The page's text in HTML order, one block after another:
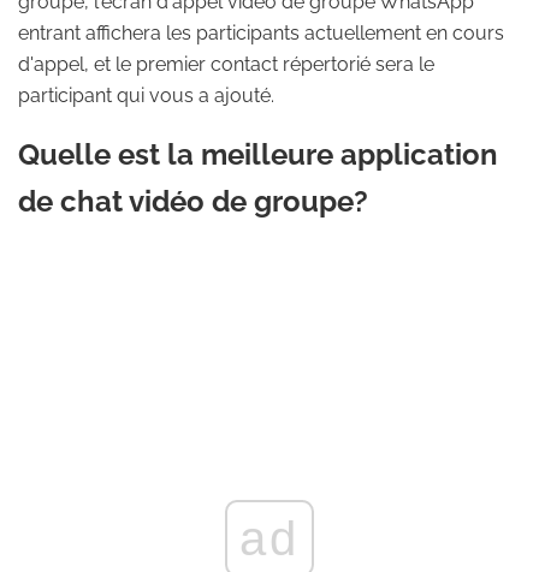
entrant affichera les participants actuellement en cours
d'appel, et le premier contact répertorié sera le
participant qui vous a ajouté.
Quelle est la meilleure application
de chat vidéo de groupe?
ad